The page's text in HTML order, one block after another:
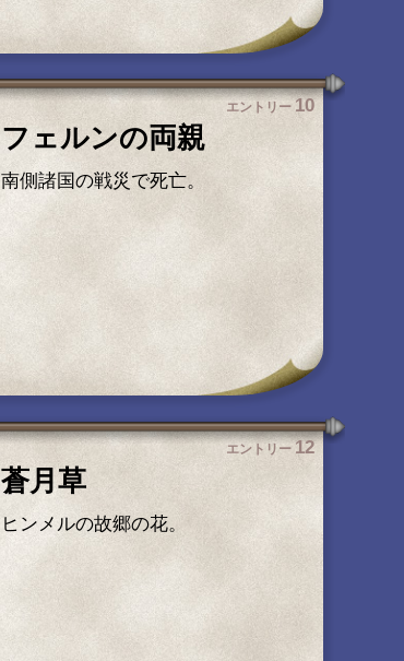
エントリー 10
フェルンの両親
南側諸国の戦災で死亡。
エントリー 12
蒼月草
ヒンメルの故郷の花。